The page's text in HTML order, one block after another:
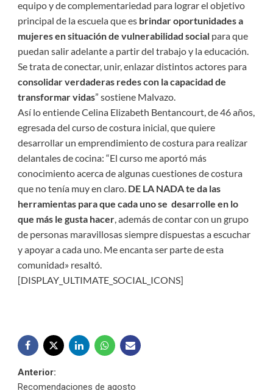
equipo y de complementariedad para lograr el objetivo
principal de la escuela que es brindar oportunidades a
mujeres en situación de vulnerabilidad social para que
puedan salir adelante a partir del trabajo y la educación.
Se trata de conectar, unir, enlazar distintos actores para
consolidar verdaderas redes con la capacidad de
transformar vidas” sostiene Malvazo.
Así lo entiende Celina Elizabeth Bentancourt, de 46 años,
egresada del curso de costura inicial, que quiere
desarrollar un emprendimiento de costura para realizar
delantales de cocina: “El curso me aportó más
conocimiento acerca de algunas cuestiones de costura
que no tenía muy en claro. DE LA NADA te da las
herramientas para que cada uno se desarrolle en lo
que más le gusta hacer, además de contar con un grupo
de personas maravillosas siempre dispuestas a escuchar
y apoyar a cada uno. Me encanta ser parte de esta
comunidad» resaltó.
[DISPLAY_ULTIMATE_SOCIAL_ICONS]
Navegación
Anterior:
Recomendaciones de agosto